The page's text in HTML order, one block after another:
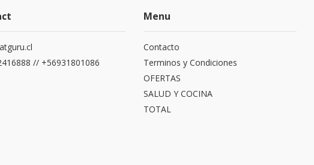
// +56931801086
Menu
Contacto
Terminos y Condiciones
OFERTAS
SALUD Y COCINA
TOTAL